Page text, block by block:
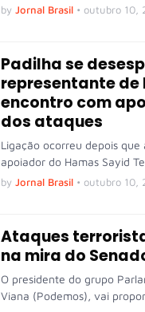
by Jornal Brasil • outubro 10,
Padilha se
representante
encontro com
dos ataques
Ligação ocorreu depois
apoiador do Hamas Sayid
by Jornal Brasil • outubro 10,
Ataques
na mira do
O presidente do grupo
Viana (Podemos), vai